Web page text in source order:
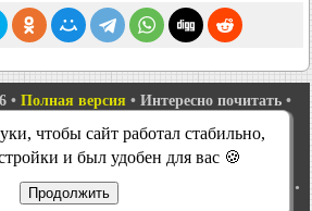
• Полная версия • Интересно почитать •
Фокус 2 • Мондео 1 Мондео 1 и 2
4•Эскорт 3• Эскорт 4 •Эскорт 5
1 и 2•Фьюжн
•
чтобы сайт работал стабильно,
и был удобен для вас 🍪
Продолжить